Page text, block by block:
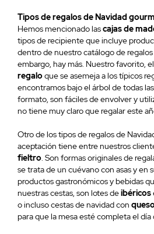
Tipos de regalos de Navidad
Hemos mencionado lascajas de
tipos de recipiente que incluye
dentro de nuestro catálogo de
embargo, hay más. Nuestro favorito,
regaloque se asemeja a los típicos
encontramos bajo el árbol de todas
formato, son fáciles de envolver y
no tiene muy claro que regalar este
Otro de los tipos de regalos de
aceptación tiene entre nuestros
fieltro. Son formas originales de
se trata de un cuévano con asas y en
productos gastronómicos y bebidas
nuestras cestas, son lotes deibéricos
o inclusocestas de navidad con
para que la mesa esté completa el día